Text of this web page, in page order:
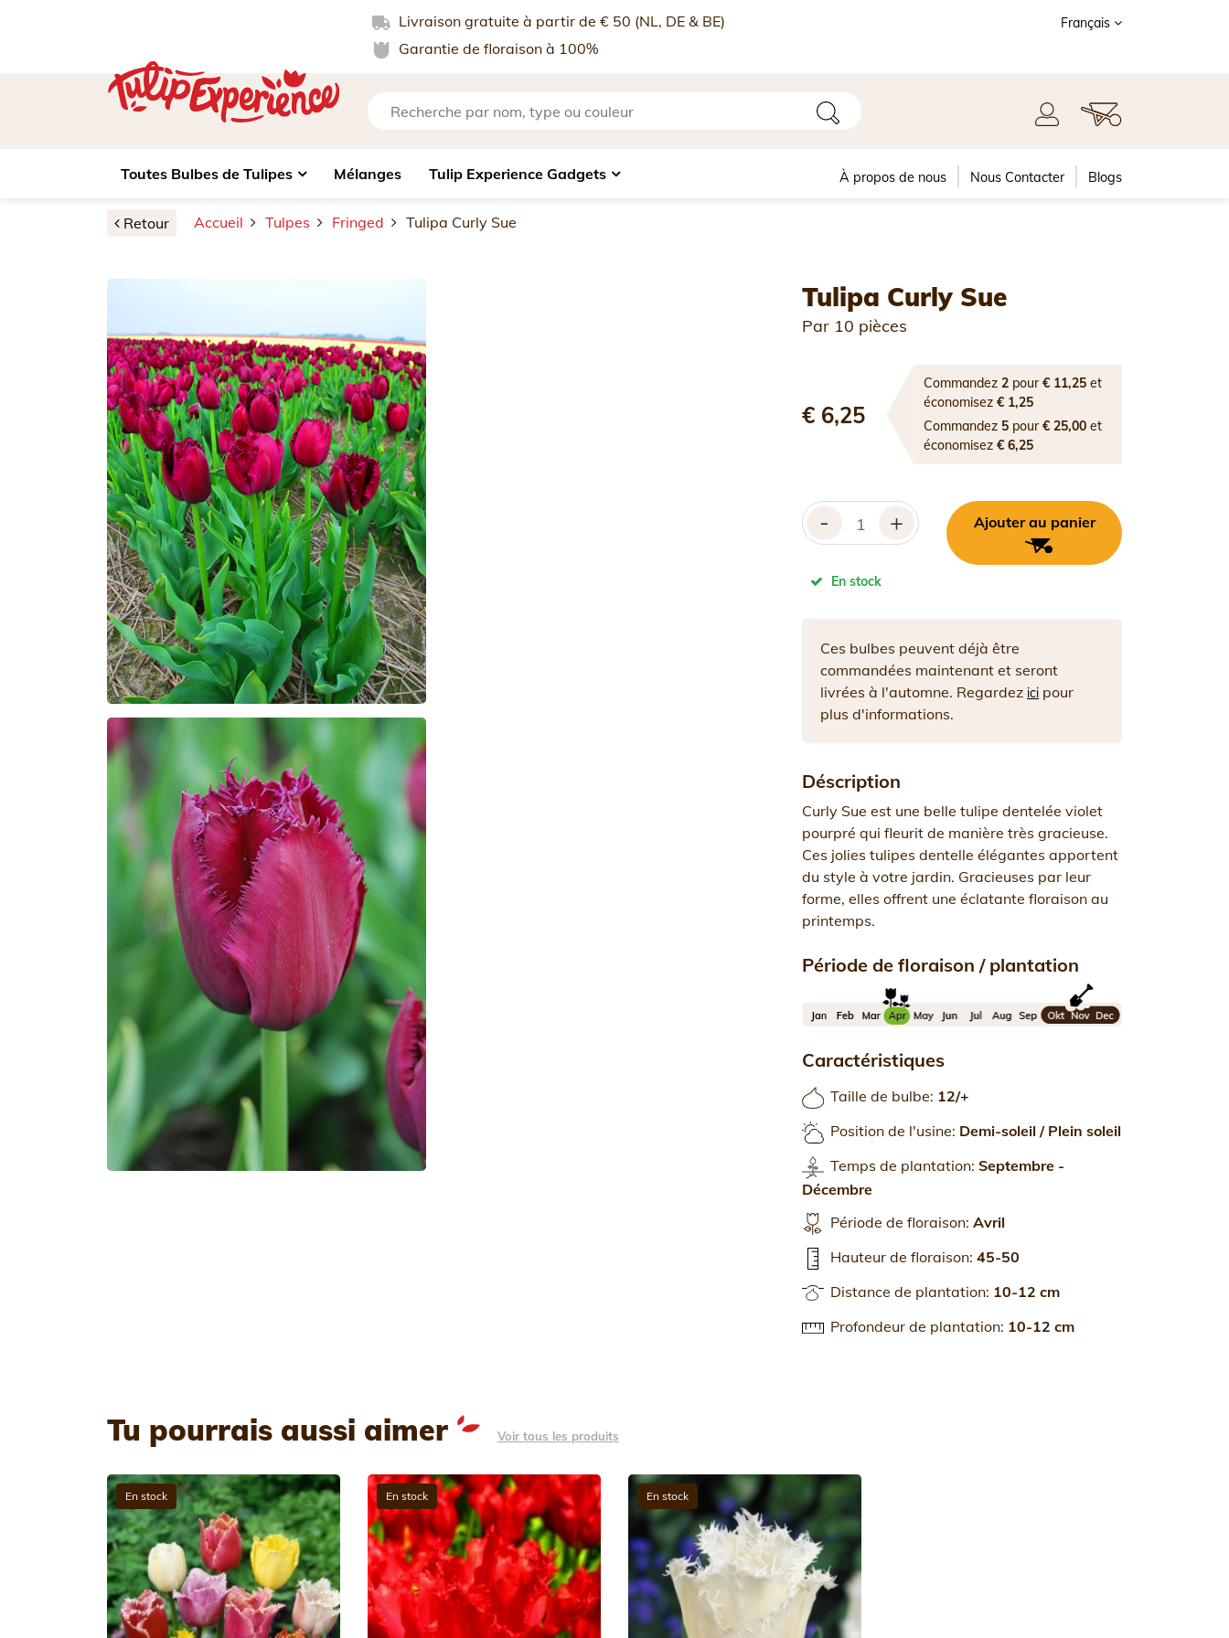
Livraison gratuite à partir de € 50 (NL, DE & BE)
Garantie de floraison à 100%
Français
Toutes Bulbes de Tulipes Mélanges Tulip Experience Gadgets À propos de nous Nous Contacter Blogs
Retour Accueil Tulpes Fringed Tulipa Curly Sue
Tulipa Curly Sue
Par 10 pièces
€ 6,25
Commandez 2pour € 11,25et
économisez € 1,25
Commandez 5pour € 25,00et
économisez € 6,25
- + Ajouter au panier
En stock
Ces bulbes peuvent déjà être
commandées maintenant et seront
livrées à l'automne. Regardez ici pour
plus d'informations.
Déscription
Curly Sue est une belle tulipe dentelée violet
pourpré qui fleurit de manière très gracieuse.
Ces jolies tulipes dentelle élégantes apportent
du style à votre jardin. Gracieuses par leur
forme, elles offrent une éclatante floraison au
printemps.
Période de floraison / plantation
Caractéristiques
Taille de bulbe: 12/+
Position de l'usine: Demi-soleil / Plein soleil
Temps de plantation: Septembre -
Décembre
Période de floraison: Avril
Hauteur de floraison: 45-50
Distance de plantation: 10-12 cm
Profondeur de plantation: 10-12 cm
Tu pourrais aussi aimer Voir tous les produits
En stock En stock En stock